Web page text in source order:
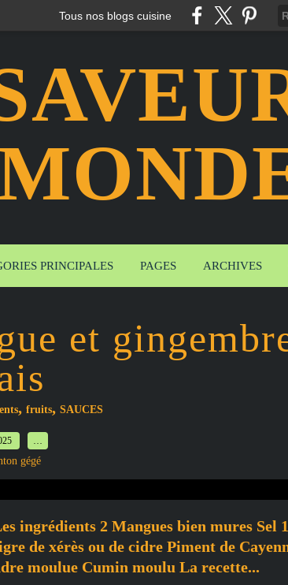
Tous nos blogs cuisine
PRINCIPALES PAGES ARCHIVES
et
, fruits, SAUCES
…
gégé
ingrédients 2 Mangues bien mures Sel
de xérès ou de cidre Piment de
moulue Cumin moulu La recette...